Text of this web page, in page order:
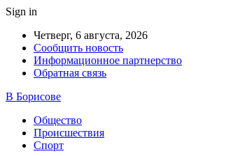
Sign in
Четверг, 6 августа, 2026
Сообщить новость
Информационное партнерство
Обратная связь
В Борисове
Общество
Происшествия
Спорт